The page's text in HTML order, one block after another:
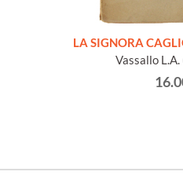
LA SIGNORA
Vassallo